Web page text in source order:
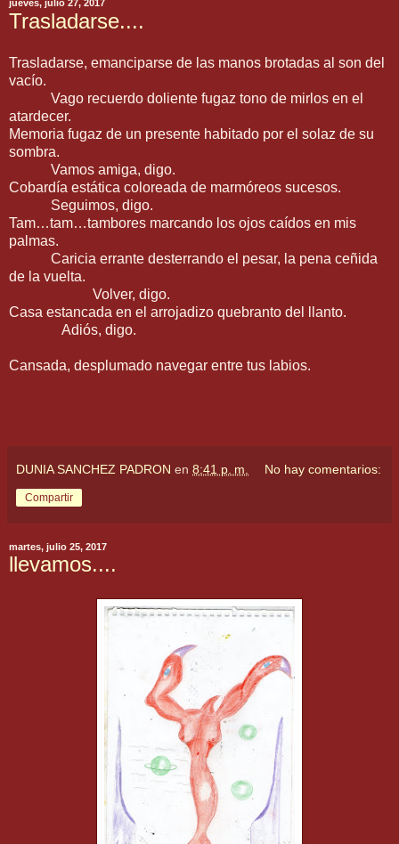
jueves, julio 27, 2017
Trasladarse....
Trasladarse, emanciparse de las manos brotadas al son del
vacío.
Vago recuerdo doliente fugaz tono de mirlos en el
atardecer.
Memoria fugaz de un presente habitado por el solaz de su
sombra.
Vamos amiga, digo.
Cobardía estática coloreada de marmóreos sucesos.
Seguimos, digo.
Tam…tam…tambores marcando los ojos caídos en mis
palmas.
Caricia errante desterrando el pesar, la pena ceñida
de la vuelta.
Volver, digo.
Casa estancada en el arrojadizo quebranto del llanto.
Adiós, digo.
Cansada, desplumado navegar entre tus labios.
DUNIA SANCHEZ PADRON en 8:41 p. m. No hay comentarios:
Compartir
martes, julio 25, 2017
llevamos....